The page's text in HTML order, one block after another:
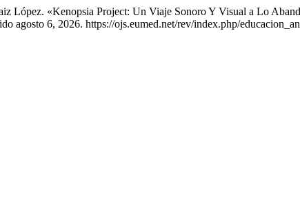
López. «Kenopsia Project: Un Viaje Sonoro Y Visual a Lo
agosto 6, 2026. https://ojs.eumed.net/rev/index.php/